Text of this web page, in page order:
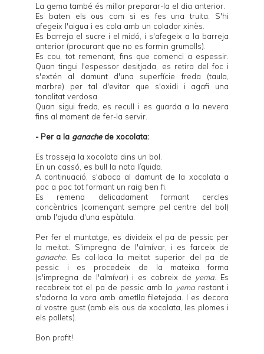
La gema també és millor preparar-la el dia anterior.
Es baten els ous com si es fes una truita. S'hi
afegeix l'aigua i es cola amb un colador xinès.
Es barreja el sucre i el midó, i s'afegeix a la barreja
anterior (procurant que no es formin grumolls).
Es cou, tot remenant, fins que comenci a espessir.
Quan tingui l'espessor desitjada, es retira del foc i
s'extén al damunt d'una superfície freda (taula,
marbre) per tal d'evitar que s'oxidi i agafi una
tonalitat verdosa.
Quan sigui freda, es recull i es guarda a la nevera
fins al moment de fer-la servir.
- Per a la ganachede xocolata:
Es trosseja la xocolata dins un bol.
En un cassó, es bull la nata líquida.
A continuació, s'aboca al damunt de la xocolata a
poc a poc tot formant un raig ben fi.
Es remena delicadament formant cercles
concèntrics (començant sempre pel centre del bol)
amb l'ajuda d'una espàtula.
Per fer el muntatge, es divideix el pa de pessic per
la meitat. S'impregna de l'almívar, i es farceix de
ganache. Es col·loca la meitat superior del pa de
pessic i es procedeix de la mateixa forma
(s'impregna de l'almívar) i es cobreix de yema . Es
recobreix tot el pa de pessic amb la yema restant i
s'adorna la vora amb ametlla filetejada. I es decora
al vostre gust (amb els ous de xocolata , les plomes i
els pollets).
Bon profit!